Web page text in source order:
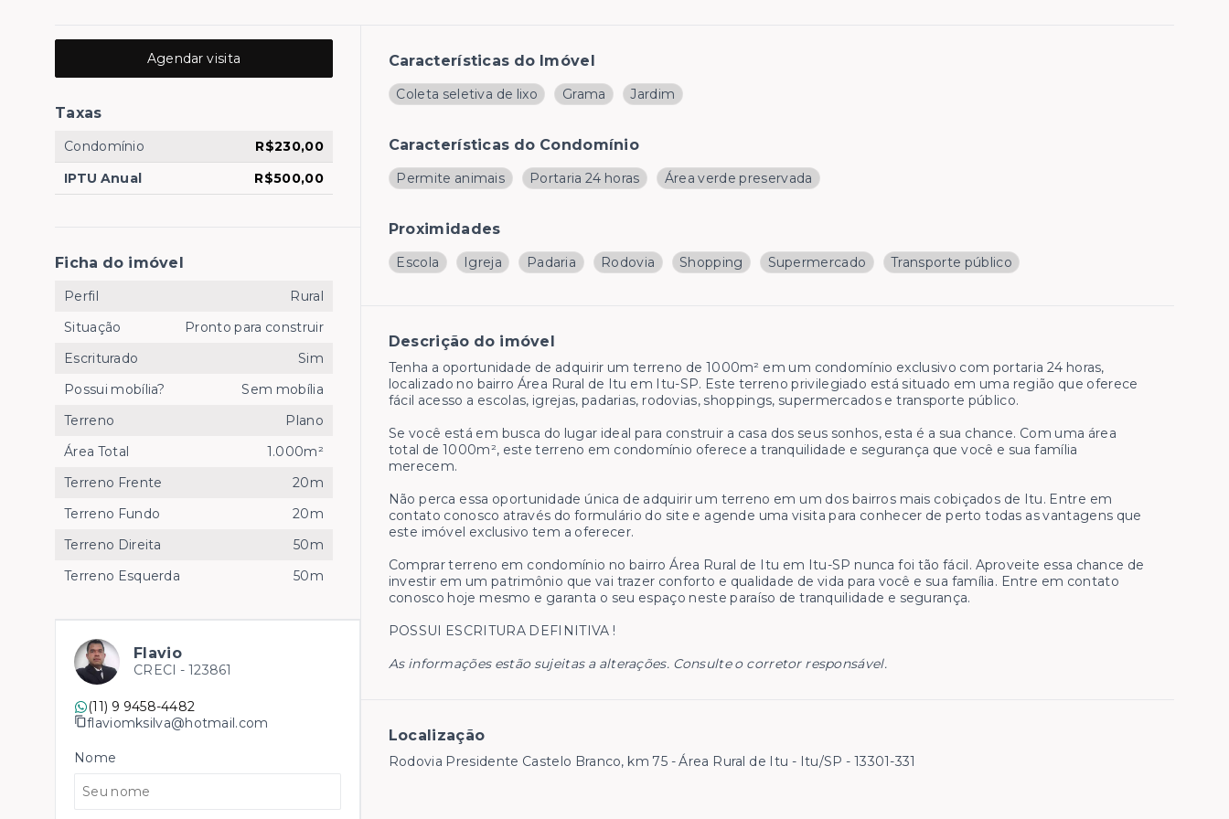
Características do Imóvel
Coleta seletiva de lixo Grama Jardim
Características do Condomínio
Permite animais Portaria 24 horas Área verde preservada
Proximidades
Escola Igreja Padaria Rodovia Shopping Supermercado Transporte público
Descrição do imóvel
Tenha a oportunidade de adquirir um terreno de 1000m² em um condomínio exclusivo com portaria 24 horas,
localizado no bairro Área Rural de Itu em Itu-SP. Este terreno privilegiado está situado em uma região que oferece
fácil acesso a escolas, igrejas, padarias, rodovias, shoppings, supermercados e transporte público.
Se você está em busca do lugar ideal para construir a casa dos seus sonhos, esta é a sua chance. Com uma área
total de 1000m², este terreno em condomínio oferece a tranquilidade e segurança que você e sua família
merecem.
Não perca essa oportunidade única de adquirir um terreno em um dos bairros mais cobiçados de Itu. Entre em
contato conosco através do formulário do site e agende uma visita para conhecer de perto todas as vantagens que
este imóvel exclusivo tem a oferecer.
Comprar terreno em condomínio no bairro Área Rural de Itu em Itu-SP nunca foi tão fácil. Aproveite essa chance de
investir em um patrimônio que vai trazer conforto e qualidade de vida para você e sua família. Entre em contato
conosco hoje mesmo e garanta o seu espaço neste paraíso de tranquilidade e segurança.
POSSUI ESCRITURA DEFINITIVA !
As informações estão sujeitas a alterações. Consulte o corretor responsável.
Localização
Rodovia Presidente Castelo Branco, km 75 - Área Rural de Itu - Itu/SP - 13301-331
Agendar visita
Taxas
Condomínio
R$230,00
IPTU Anual
R$500,00
Ficha do imóvel
Perfil
Rural
Situação
Pronto para construir
Escriturado
Sim
Possui mobília?
Sem mobília
Terreno
Plano
Área Total
1.000m²
Terreno Frente
20m
Terreno Fundo
20m
Terreno Direita
50m
Terreno Esquerda
50m
Flavio
CRECI - 123861
(11) 9 9458-4482
flaviomksilva@hotmail.com
Nome